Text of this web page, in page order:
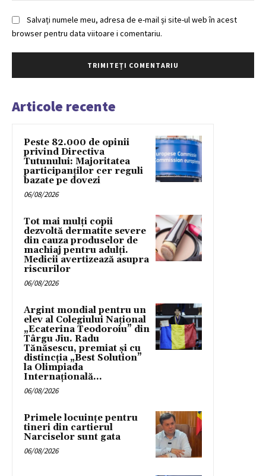
Salvați numele meu, adresa de e-mail și site-ul web în acest
browser pentru data viitoare i comentariu.
Articole recente
Peste 82.000 de opinii
privind Directiva
Tutunului: Majoritatea
participanților cer reguli
bazate pe dovezi
06/08/2026
Tot mai mulți copii
dezvoltă dermatite severe
din cauza produselor de
machiaj pentru adulți.
Medicii avertizează asupra
riscurilor
06/08/2026
Argint mondial pentru un
elev al Colegiului Național
„Ecaterina Teodoroiu” din
Târgu Jiu. Radu
Tănăsescu, premiat și cu
distincția „Best Solution”
la Olimpiada
Internațională...
06/08/2026
Primele locuințe pentru
tineri din cartierul
Narciselor sunt gata
06/08/2026